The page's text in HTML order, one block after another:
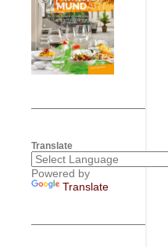
Translate
Powered by
Translate